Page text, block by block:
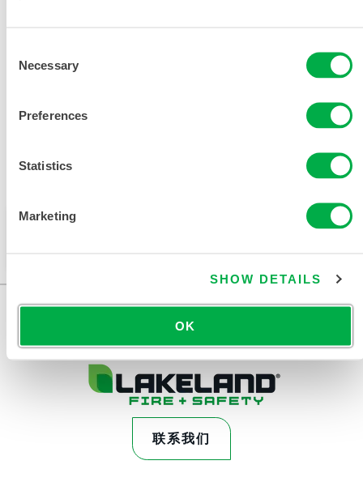
Selection
Necessary
Preferences
Statistics
Marketing
SHOW DETAILS
OK
此产品通常不在您所在的区域销售。您可以在页面顶部
联系我们